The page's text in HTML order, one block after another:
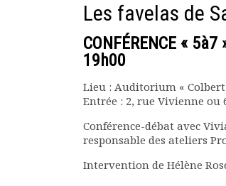
Comptes rendus mensuels
Rapports financiers
Présentation du bulletin
Bulletins Villes en
développement
Les favelas de
CONFÉRENCE «
19h00
Lieu : Auditorium « Colbert
Entrée : 2, rue Vivienne ou
Conférence-débat avec
responsable des ateliers
Intervention de Hélène